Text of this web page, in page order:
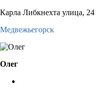
Карла Либкнехта улица, 24
Медвежьегорск
Олег